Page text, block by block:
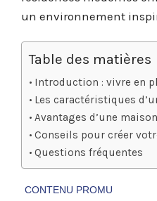
un environnement
Table des matières
Introduction : vivre en
Les caractéristiques
Avantages d’une
Conseils pour créer
Questions fréquentes